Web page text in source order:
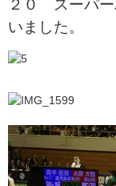
２０ スーパー
いました。